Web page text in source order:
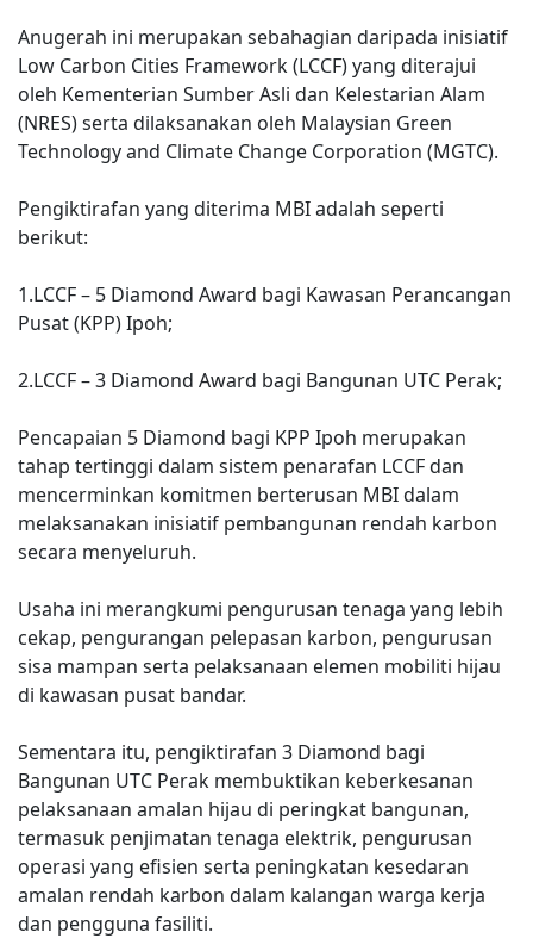
Anugerah ini merupakan sebahagian daripada inisiatif
Low Carbon Cities Framework (LCCF) yang diterajui
oleh Kementerian Sumber Asli dan Kelestarian Alam
(NRES) serta dilaksanakan oleh Malaysian Green
Technology and Climate Change Corporation (MGTC).
Pengiktirafan yang diterima MBI adalah seperti
berikut:
1.LCCF – 5 Diamond Award bagi Kawasan Perancangan
Pusat (KPP) Ipoh;
2.LCCF – 3 Diamond Award bagi Bangunan UTC Perak;
Pencapaian 5 Diamond bagi KPP Ipoh merupakan
tahap tertinggi dalam sistem penarafan LCCF dan
mencerminkan komitmen berterusan MBI dalam
melaksanakan inisiatif pembangunan rendah karbon
secara menyeluruh.
Usaha ini merangkumi pengurusan tenaga yang lebih
cekap, pengurangan pelepasan karbon, pengurusan
sisa mampan serta pelaksanaan elemen mobiliti hijau
di kawasan pusat bandar.
Sementara itu, pengiktirafan 3 Diamond bagi
Bangunan UTC Perak membuktikan keberkesanan
pelaksanaan amalan hijau di peringkat bangunan,
termasuk penjimatan tenaga elektrik, pengurusan
operasi yang efisien serta peningkatan kesedaran
amalan rendah karbon dalam kalangan warga kerja
dan pengguna fasiliti.